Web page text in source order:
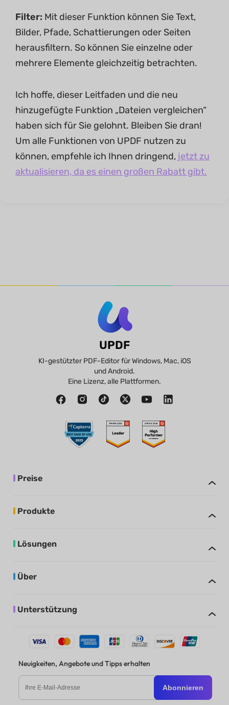
Filter: Mit dieser Funktion können Sie Text,
Bilder, Pfade, Schattierungen oder Seiten
herausfiltern. So können Sie einzelne oder
mehrere Elemente gleichzeitig betrachten.
Ich hoffe, dieser Leitfaden und die neu
hinzugefügte Funktion „Dateien vergleichen“
haben sich für Sie gelohnt. Bleiben Sie dran!
Um alle Funktionen von UPDF nutzen zu
können, empfehle ich Ihnen dringend, jetzt zu
aktualisieren, da es einen großen Rabatt gibt.
UPDF
KI-gestützter PDF-Editor für Windows, Mac, iOS
und Android.
Eine Lizenz, alle Plattformen.
Preise
Produkte
Lösungen
Über
Unterstützung
Neuigkeiten, Angebote und Tipps erhalten
Abonnieren